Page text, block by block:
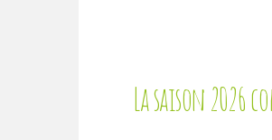
La saison 2026